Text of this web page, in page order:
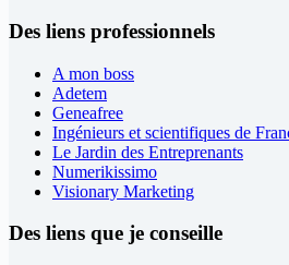
Des liens professionnels
A mon boss
Adetem
Geneafree
Ingénieurs et scientifiques de
Le Jardin des Entreprenants
Numerikissimo
Visionary Marketing
Des liens que je conseille